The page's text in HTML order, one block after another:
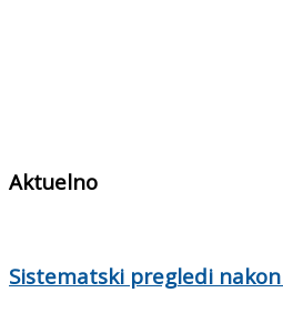
Aktuelno
Sistematski pregledi